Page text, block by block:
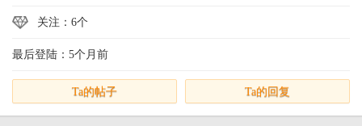
关注：6个
最后登陆：5个月前
Ta的帖子 Ta的回复